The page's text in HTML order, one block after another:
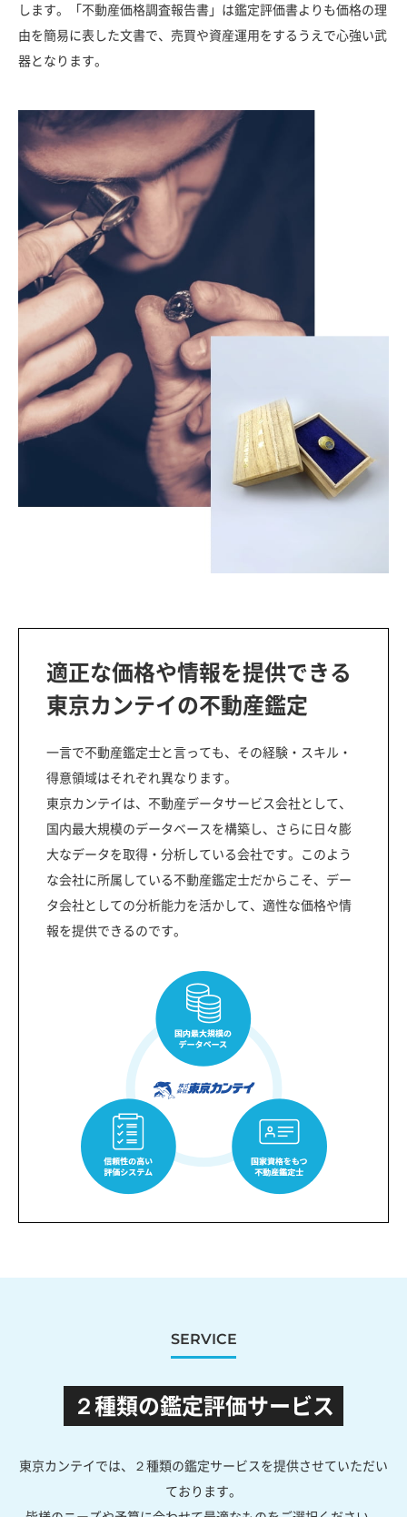
します。「不動産価格調査報告書」は鑑定評価書よりも価格の理
由を簡易に表した文書で、売買や資産運用をするうえで心強い武
器となります。
適正な価格や情報を提供できる
東京カンテイの不動産鑑定
一言で不動産鑑定士と言っても、その経験・スキル・
得意領域はそれぞれ異なります。
東京カンテイは、不動産データサービス会社として、
国内最大規模のデータベースを構築し、さらに日々膨
大なデータを取得・分析している会社です。このよう
な会社に所属している不動産鑑定士だからこそ、デー
タ会社としての分析能力を活かして、適性な価格や情
報を提供できるのです。
SERVICE
２種類の鑑定評価サービス
東京カンテイでは、２種類の鑑定サービスを提供させていただい
ております。